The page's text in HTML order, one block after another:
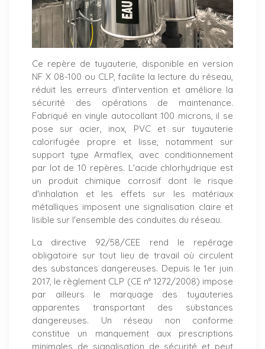
Ce repère de tuyauterie, disponible en version
NF X 08-100 ou CLP, facilite la lecture du réseau,
réduit les erreurs d'intervention et améliore la
sécurité des opérations de maintenance.
Fabriqué en vinyle autocollant 100 microns, il se
pose sur acier, inox, PVC et sur tuyauterie
calorifugée propre et lisse, notamment sur
support type Armaflex, avec conditionnement
par lot de 10 repères. L'acide chlorhydrique est
un produit chimique corrosif dont le risque
d'inhalation et les effets sur les matériaux
métalliques imposent une signalisation claire et
lisible sur l'ensemble des conduites du réseau.
La directive 92/58/CEE rend le repérage
obligatoire sur tout lieu de travail où circulent
des substances dangereuses. Depuis le 1er juin
2017, le règlement CLP (CE n° 1272/2008) impose
par ailleurs le marquage des tuyauteries
apparentes transportant des substances
dangereuses. Un réseau non conforme
constitue un manquement aux prescriptions
minimales de signalisation de sécurité et peut